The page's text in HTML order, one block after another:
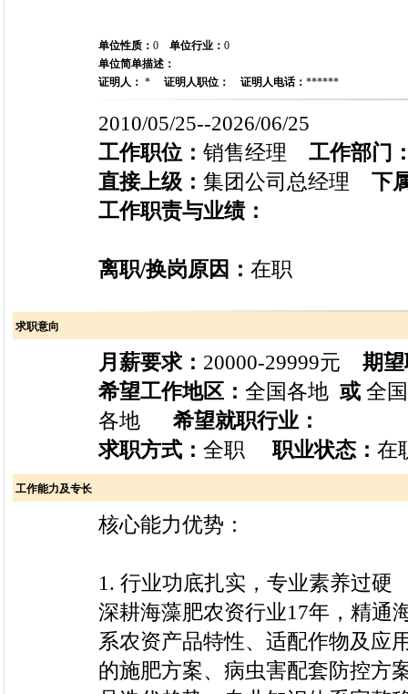
单位性质： 0 单位行业： 0
单位简单描述：
证明人： * 证明人职位： 证明人电话： ******
2010/05/25--2026/06/25
工作职位： 销售经理 工作部门
直接上级： 集团公司总经理 下
工作职责与业绩：
离职/换岗原因： 在职
求职意向
月薪要求： 20000-29999元 期
希望工作地区： 全国各地 或全
各地 希望就职行业：
求职方式： 全职职业状态： 在
工作能力及专长
核心能力优势：
1. 行业功底扎实，专业素养过硬
深耕海藻肥农资行业17年，精通
系农资产品特性、适配作物及应
的施肥方案、病虫害配套防控方